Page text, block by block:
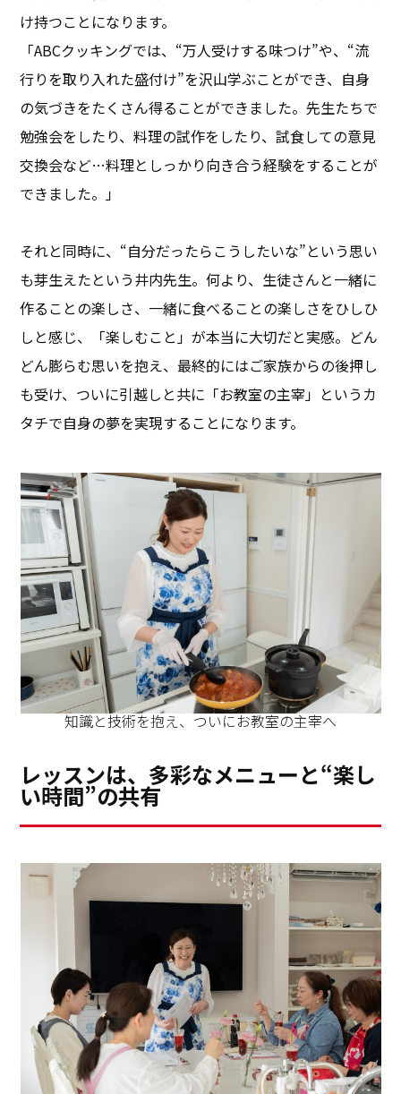
け持つことになります。
「ABCクッキングでは、“万人受けする味つけ”や、“流
行りを取り入れた盛付け”を沢山学ぶことができ、自身
の気づきをたくさん得ることができました。先生たちで
勉強会をしたり、料理の試作をしたり、試食しての意見
交換会など…料理としっかり向き合う経験をすることが
できました。」
それと同時に、“自分だったらこうしたいな”という思い
も芽生えたという井内先生。何より、生徒さんと一緒に
作ることの楽しさ、一緒に食べることの楽しさをひしひ
しと感じ、「楽しむこと」が本当に大切だと実感。どん
どん膨らむ思いを抱え、最終的にはご家族からの後押し
も受け、ついに引越しと共に「お教室の主宰」というカ
タチで自身の夢を実現することになります。
知識と技術を抱え、ついにお教室の主宰へ
レッスンは、多彩なメニューと“楽し
い時間”の共有